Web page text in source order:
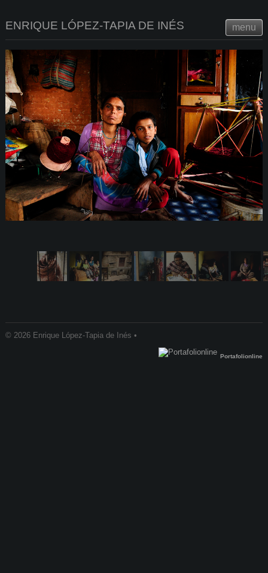
menu
ENRIQUE LÓPEZ-TAPIA DE INÉS
© 2026 Enrique López-Tapia de Inés •
Portafolionline